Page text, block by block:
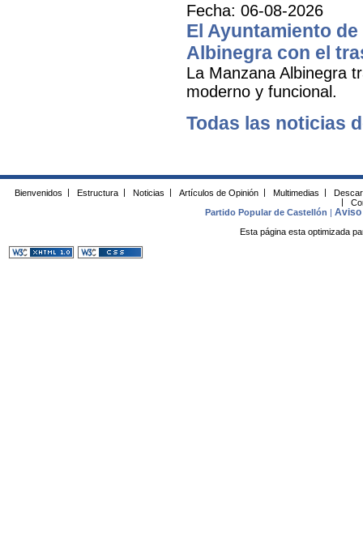
Fecha: 06-08-2026
El Ayuntamiento
Albinegra con el
La Manzana Albinegra
moderno y funcional.
Todas las noticias
Bienvenidos Estructura Noticias Artículos de Opinión Multimedias
Partido Popular de Castellón
|Aviso
Esta página esta optimizada